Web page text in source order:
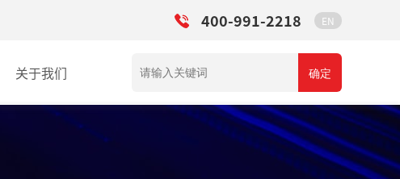
400-991-2218 EN
关于我们 确定